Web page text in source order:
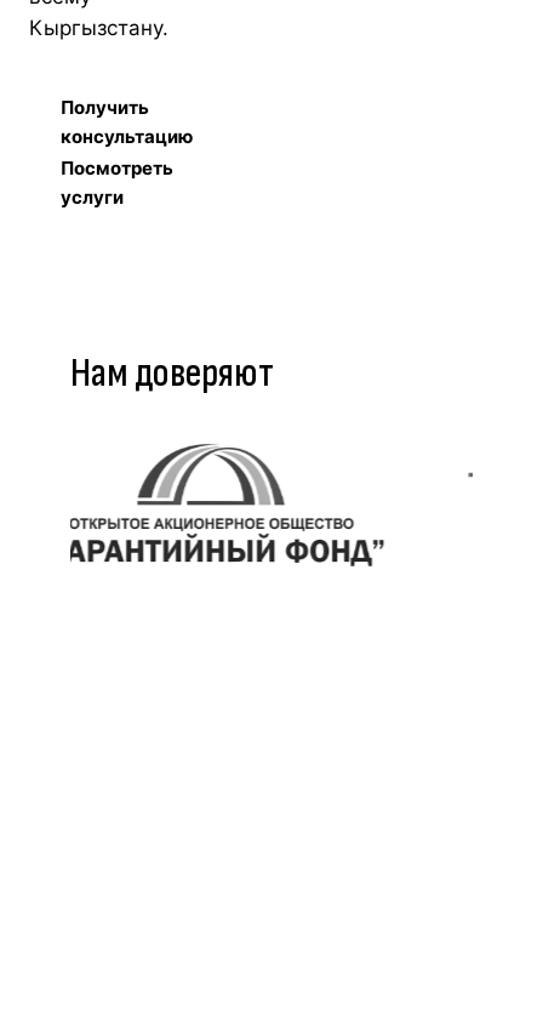
Кыргызстану.
Получить
консультацию
Посмотреть
услуги
Нам доверяют